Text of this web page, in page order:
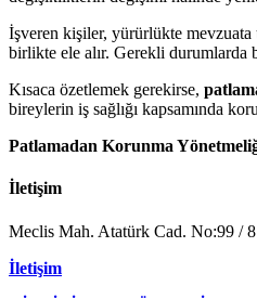
İşveren kişiler, yürürlükte mevzuata
birlikte ele alır. Gerekli durumlarda
Kısaca özetlemek gerekirse,
bireylerin iş sağlığı kapsamında
Patlamadan Korunma
İletişim
Meclis Mah. Atatürk Cad. No:99 /
İletişim